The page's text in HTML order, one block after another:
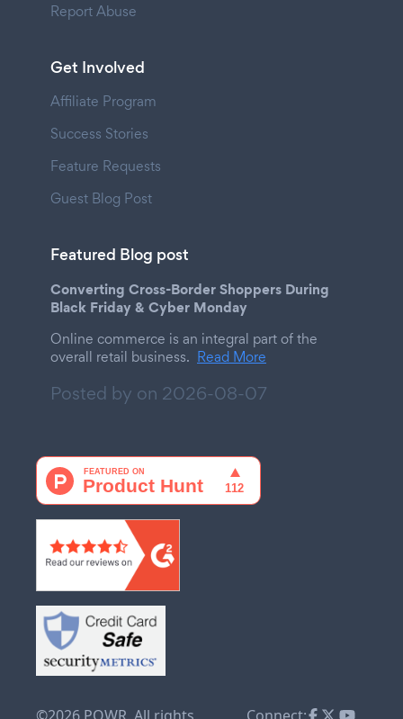
Report Abuse
Get Involved
Affiliate Program
Success Stories
Feature Requests
Guest Blog Post
Featured Blog post
Converting Cross-Border Shoppers During
Black Friday & Cyber Monday
Online commerce is an integral part of the
overall retail business. Read More
Posted by on 2026-08-07